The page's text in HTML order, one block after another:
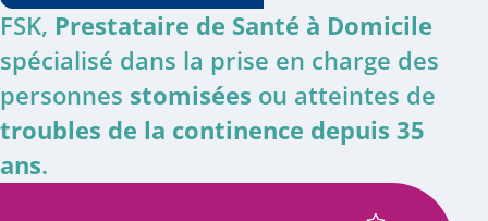
FSK, Prestataire de Santé à Domicile
spécialisé dans la prise en charge des
personnes stomisées ou atteintes de
troubles de la continence depuis 35
ans.